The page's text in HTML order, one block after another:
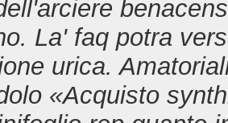
La' faq potra
urica.
«Acquisto